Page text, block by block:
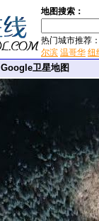
地图搜索：
热门城市推荐：
尔滨 温哥华 纽
Google卫星地图